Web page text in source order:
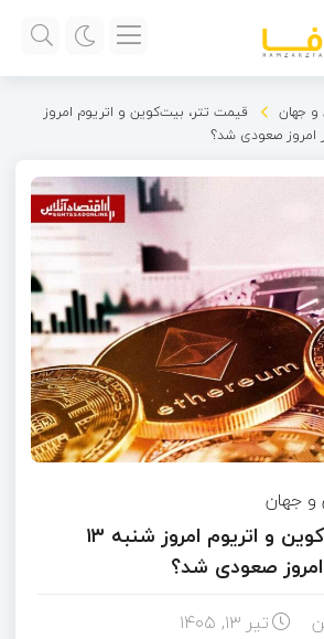
و جهان
قیمت تتر، بیت‌کوین و اتریوم امروز
و جهان
قیمت تتر، بیت‌کوین و اتریوم امروز شنبه ۱۳
امروز صعودی شد؟
تیر ۱۳, ۱۴۰۵